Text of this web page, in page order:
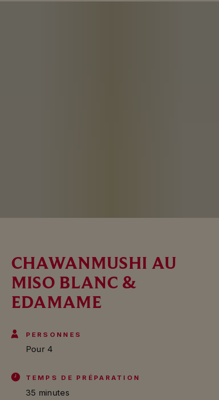
CHAWANMUSHI AU
MISO BLANC &
EDAMAME
PERSONNES
Pour 4
TEMPS DE PRÉPARATION
35 minutes